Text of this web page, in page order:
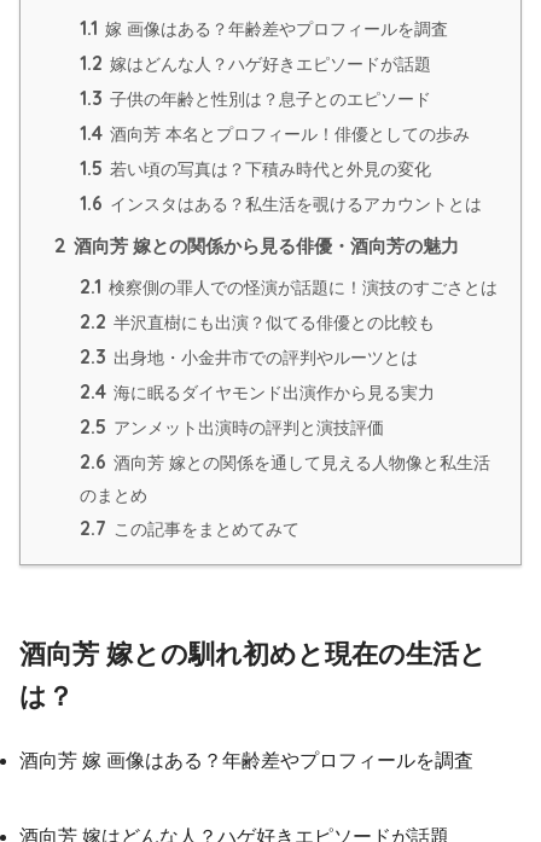
1.1 嫁 画像はある？年齢差やプロフィールを調査
1.2 嫁はどんな人？ハゲ好きエピソードが話題
1.3 子供の年齢と性別は？息子とのエピソード
1.4 酒向芳 本名とプロフィール！俳優としての歩み
1.5 若い頃の写真は？下積み時代と外見の変化
1.6 インスタはある？私生活を覗けるアカウントとは
2 酒向芳 嫁との関係から見る俳優・酒向芳の魅力
2.1 検察側の罪人での怪演が話題に！演技のすごさとは
2.2 半沢直樹にも出演？似てる俳優との比較も
2.3 出身地・小金井市での評判やルーツとは
2.4 海に眠るダイヤモンド出演作から見る実力
2.5 アンメット出演時の評判と演技評価
2.6 酒向芳 嫁との関係を通して見える人物像と私生活
のまとめ
2.7 この記事をまとめてみて
酒向芳 嫁との馴れ初めと現在の生活と
は？
酒向芳 嫁 画像はある？年齢差やプロフィールを調査
酒向芳 嫁はどんな人？ハゲ好きエピソードが話題